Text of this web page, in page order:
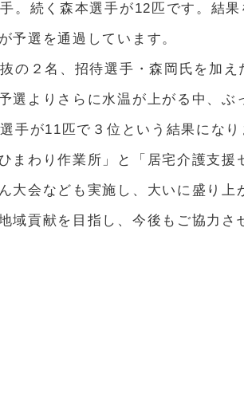
。続く森本選手が12匹です。結
予選を通過しています。
の２名、招待選手・森岡氏を加
選よりさらに水温が上がる中、ぶ
手が11匹で３位という結果になり
まわり作業所」と「居宅介護支援
大会なども実施し、大いに盛り上
域貢献を目指し、今後もご協力さ